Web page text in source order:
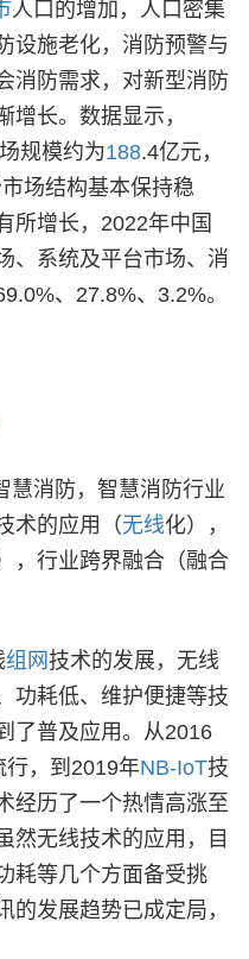
人口的增加，人口密集
设施老化，消防预警与
消防需求，对新型消防
增长。数据显示，
规模约为188.4亿元，
场结构基本保持稳
所增长，2022年中国
、系统及平台市场、消
、27.8%、3.2%。
消防，智慧消防行业
术的应用（无线化），
，行业跨界融合（融合
组网技术的发展，无线
功耗低、维护便捷等技
了普及应用。从2016
行，到2019年NB-IoT技
经历了一个热情高涨至
然无线技术的应用，目
耗等几个方面备受挑
的发展趋势已成定局，